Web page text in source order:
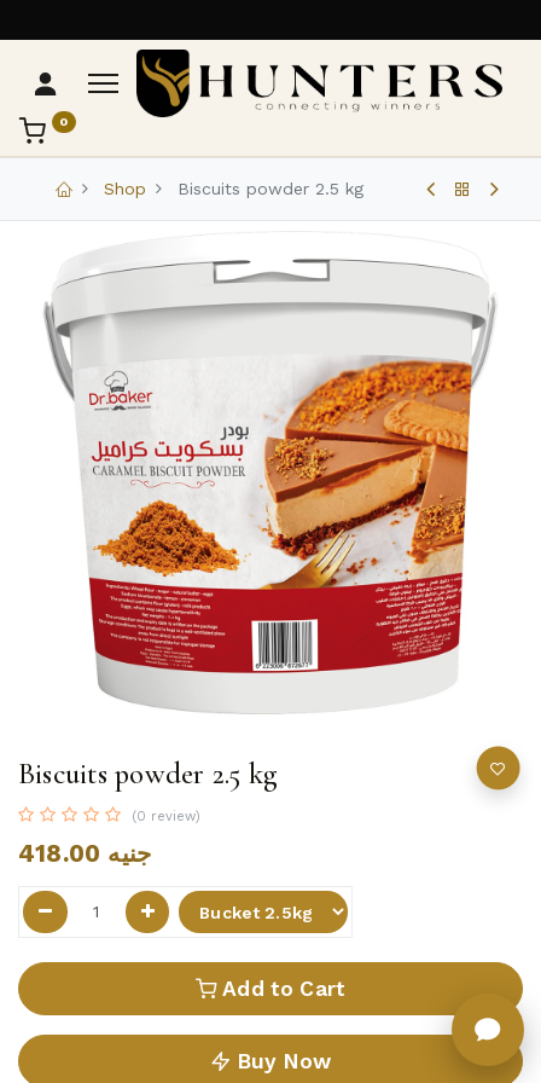
0
Shop Biscuits powder 2.5 kg
Biscuits powder 2.5 kg
(0 review)
418.00 جنيه
Add to Cart
Buy Now
تواصل مع Hunters
عادةً بنرد في دقائق